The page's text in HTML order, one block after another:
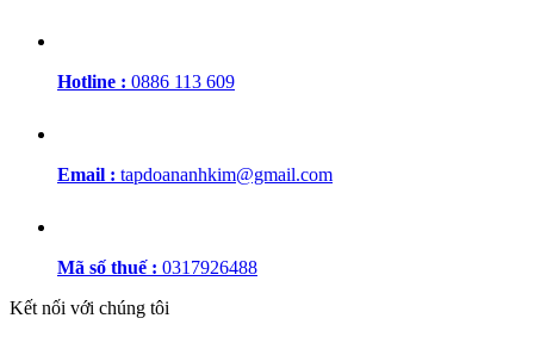
Hotline : 0886 113 609
Email : tapdoananhkim@gmail.com
Mã số thuế : 0317926488
Kết nối với chúng tôi